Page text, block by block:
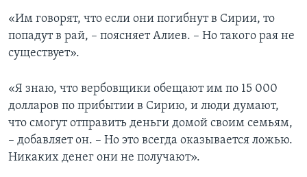
«Им говорят, что если они погибнут в Сирии, то
попадут в рай, – поясняет Алиев. – Но такого рая не
существует».
«Я знаю, что вербовщики обещают им по 15 000
долларов по прибытии в Сирию, и люди думают,
что смогут отправить деньги домой своим семьям,
– добавляет он. – Но это всегда оказывается ложью.
Никаких денег они не получают».